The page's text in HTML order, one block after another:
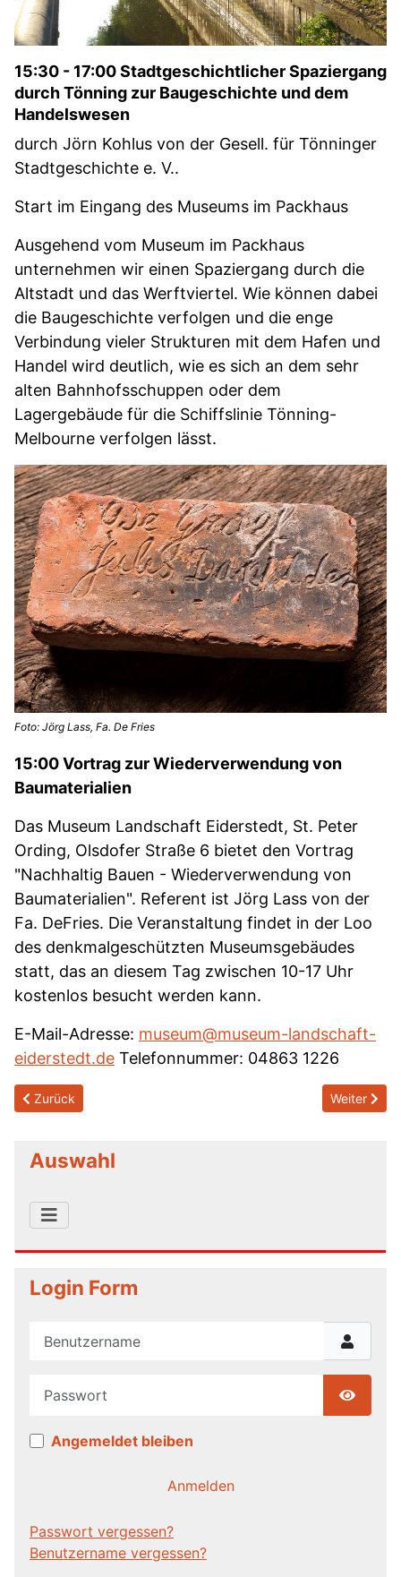
15:30 - 17:00 Stadtgeschichtlicher Spaziergang
durch Tönning zur Baugeschichte und dem
Handelswesen
durch Jörn Kohlus von der Gesell. für Tönninger
Stadtgeschichte e. V..
Start im Eingang des Museums im Packhaus
Ausgehend vom Museum im Packhaus
unternehmen wir einen Spaziergang durch die
Altstadt und das Werftviertel. Wie können dabei
die Baugeschichte verfolgen und die enge
Verbindung vieler Strukturen mit dem Hafen und
Handel wird deutlich, wie es sich an dem sehr
alten Bahnhofsschuppen oder dem
Lagergebäude für die Schiffslinie Tönning-
Melbourne verfolgen lässt.
Foto: Jörg Lass, Fa. De Fries
15:00 Vortrag zur Wiederverwendung von
Baumaterialien
Das Museum Landschaft Eiderstedt, St. Peter
Ording, Olsdofer Straße 6 bietet den Vortrag
"Nachhaltig Bauen - Wiederverwendung von
Baumaterialien". Referent ist Jörg Lass von der
Fa. DeFries. Die Veranstaltung findet in der Loo
des denkmalgeschützten Museumsgebäudes
statt, das an diesem Tag zwischen 10-17 Uhr
kostenlos besucht werden kann.
E-Mail-Adresse: museum@museum-landschaft-
eiderstedt.de Telefonnummer: 04863 1226
Previous article: Veranstaltungen
Zurück Next
Weiter
Auswahl
Login Form
Benutzername
Show
Angemeldet bleiben
Anmelden
Passwort vergessen?
Benutzername vergessen?